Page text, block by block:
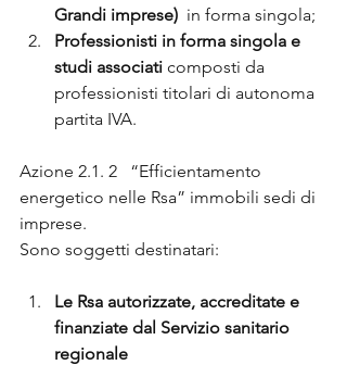
Grandi imprese) in forma singola;
Professionisti in forma singola e
studi associati composti da
professionisti titolari di autonoma
partita IVA.
Azione 2.1. 2   “Efficientamento
energetico nelle Rsa” immobili sedi di
imprese.
Sono soggetti destinatari:
Le Rsa autorizzate, accreditate e
finanziate dal Servizio sanitario
regionale